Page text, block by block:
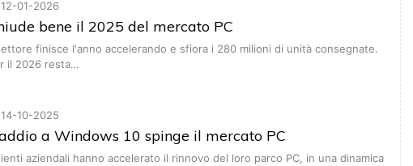
12-01-2026
bene il 2025 del mercato PC
finisce l'anno accelerando e sfiora i 280 milioni di unità consegnate.
il 2026 resta…
14-10-2025
a Windows 10 spinge il mercato PC
aziendali hanno accelerato il rinnovo del loro parco PC, in una dinamica